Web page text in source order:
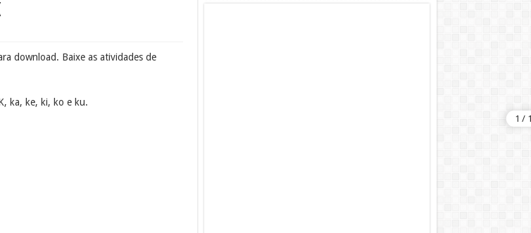
download. Baixe as atividades de
ka, ke, ki, ko e ku.